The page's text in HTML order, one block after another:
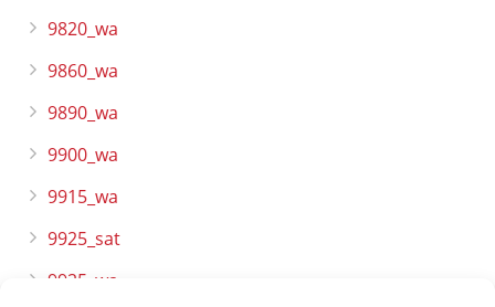
9820_wa
9860_wa
9890_wa
9900_wa
9915_wa
9925_sat
9925_wa